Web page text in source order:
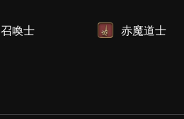
召喚士 赤魔道士